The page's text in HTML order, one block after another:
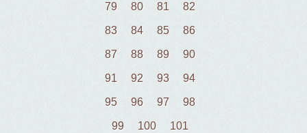
79 80 81 82
83 84 85 86
87 88 89 90
91 92 93 94
95 96 97 98
99 100 101